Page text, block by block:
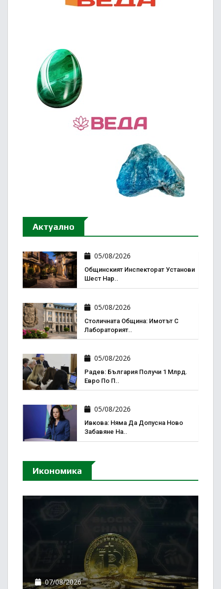
Актуално
05/08/2026
Общинският Инспекторат Установи
Шест Нар..
05/08/2026
Столичната Община: Имотът С
Лабораторият..
05/08/2026
Радев: България Получи 1 Млрд.
Евро По П..
05/08/2026
Ивкова: Няма Да Допусна Ново
Забавяне На..
Икономика
07/08/2026